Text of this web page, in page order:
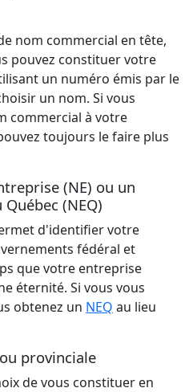
nom commercial en tête,
pouvez constituer votre
un numéro émis par le
un nom. Si vous
commercial à votre
toujours le faire plus
(NE) ou un
(NEQ)
d'identifier votre
fédéral et
que votre entreprise
éternité. Si vous vous
obtenez un NEQ au lieu
provinciale
de vous constituer en